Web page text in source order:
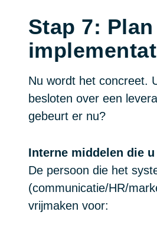
Stap 7:
Nu wordt het concreet.
besloten over een
gebeurt er nu?
Interne middelen die
De persoon die het
(communicatie/HR/
vrijmaken voor: